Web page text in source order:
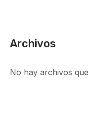
Archivos
No hay archivos